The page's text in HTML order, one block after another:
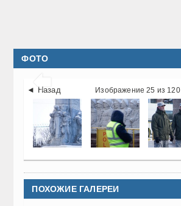
ФОТО

◄ Назад Изображение 25 из 120
ПОХОЖИЕ ГАЛЕРЕИ